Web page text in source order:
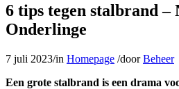
6 tips tegen stalbrand –
Onderlinge
7 juli 2023/in Homepage /doorBeheer
Een grote stalbrand is een drama